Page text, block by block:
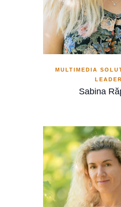
MULTIMEDIA
LEADER
Sabina